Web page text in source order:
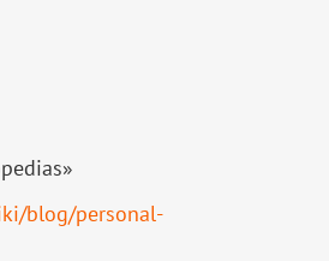
blog/personal-